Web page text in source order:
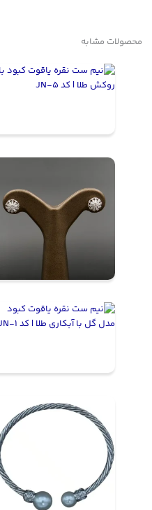
محصولات مشابه